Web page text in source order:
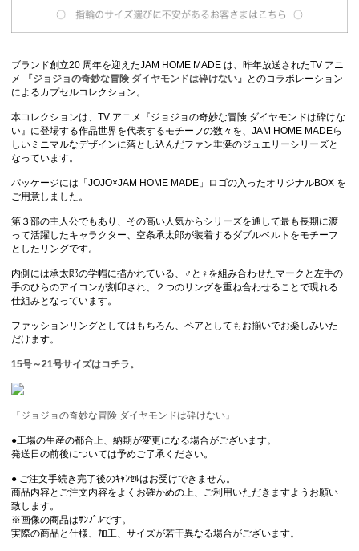
ブランド創立20 周年を迎えたJAM HOME MADE は、昨年放送されたTV アニ
メ
『ジョジョの奇妙な冒険 ダイヤモンドは砕けない』 とのコラボレーション
によるカプセルコレクション。
本コレクションは、TV アニメ『ジョジョの奇妙な冒険 ダイヤモンドは砕けな
い』に登場する作品世界を代表するモチーフの数々を、JAM HOME MADEら
しいミニマルなデザインに落とし込んだファン垂涎のジュエリーシリーズと
なっています。
パッケージには「JOJO×JAM HOME MADE」ロゴの入ったオリジナルBOX を
ご用意しました。
第３部の主人公でもあり、その高い人気からシリーズを通して最も長期に渡
って活躍したキャラクター、空条承太郎が装着するダブルベルトをモチーフ
としたリングです。
内側には承太郎の学帽に描かれている、♂と♀を組み合わせたマークと左手の
手のひらのアイコンが刻印され、２つのリングを重ね合わせることで現れる
仕組みとなっています。
ファッションリングとしてはもちろん、ペアとしてもお揃いでお楽しみいた
だけます。
15号～21号サイズはコチラ。
『ジョジョの奇妙な冒険 ダイヤモンドは砕けない』
●工場の生産の都合上、納期が変更になる場合がございます。
発送日の前後については予めご了承ください。
● ご注文手続き完了後のｷｬﾝｾﾙはお受けできません。
商品内容とご注文内容をよくお確かめの上、ご利用いただきますようお願い
致します。
※画像の商品はｻﾝﾌﾟﾙです。
実際の商品と仕様、加工、サイズが若干異なる場合がございます。